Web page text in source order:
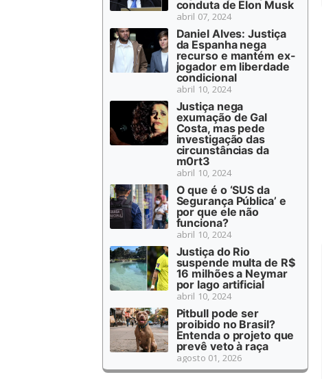
conduta de Elon Musk
abril 07, 2024
Daniel Alves: Justiça
da Espanha nega
recurso e mantém ex-
jogador em liberdade
condicional
abril 10, 2024
Justiça nega
exumação de Gal
Costa, mas pede
investigação das
circunstâncias da
m0rt3
abril 10, 2024
O que é o ‘SUS da
Segurança Pública’ e
por que ele não
funciona?
abril 10, 2024
Justiça do Rio
suspende multa de R$
16 milhões a Neymar
por lago artificial
abril 10, 2024
Pitbull pode ser
proibido no Brasil?
Entenda o projeto que
prevê veto à raça
agosto 01, 2026